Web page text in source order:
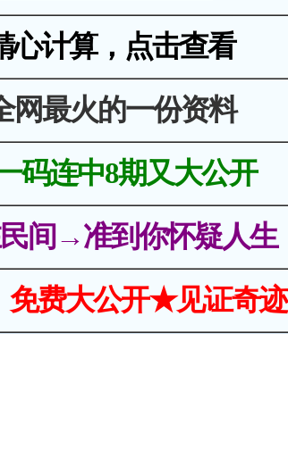
心计算，点击查看
最火的一份资料
码连中8期又大公开
间→准到你怀疑人生
费大公开★见证奇迹